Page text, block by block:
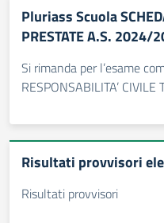
Pluriass Scuola
PRESTATE A.S. 2024/
Si rimanda per l’esame
RESPONSABILITA’ CIVILE
Risultati provvisori
Risultati provvisori